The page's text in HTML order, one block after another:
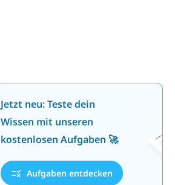
Jetzt neu: Teste dein
Wissen mit unseren
kostenlosen Aufgaben 🚀
Aufgaben entdecken